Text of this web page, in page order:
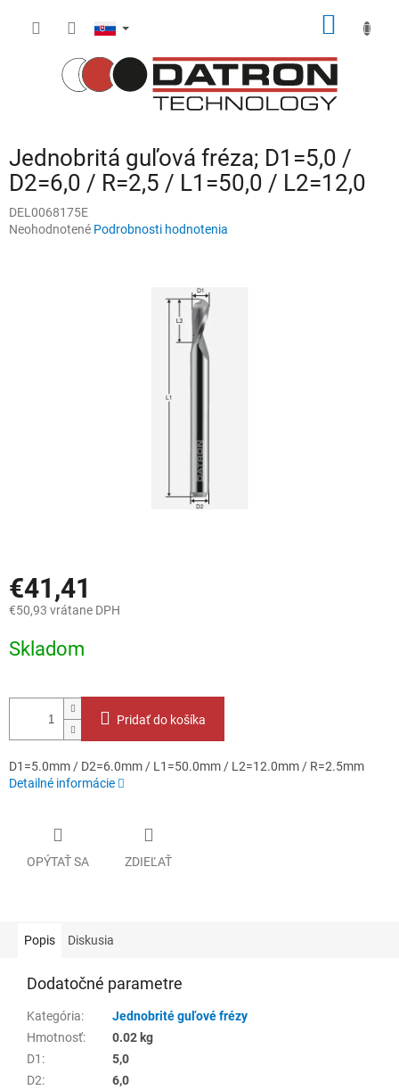
Jednobritá guľová fréza; D1=5,0 /
D2=6,0 / R=2,5 / L1=50,0 / L2=12,0
DEL0068175E
Priemerné
Neohodnotené Podrobnosti hodnotenia
€41,41
€50,93 vrátane DPH
cena:
Skladom
Pridať do košíka
D1=5.0mm / D2=6.0mm / L1=50.0mm / L2=12.0mm / R=2.5mm
Detailné informácie
OPÝTAŤ SA ZDIEĽAŤ
Popis Diskusia
Dodatočné parametre
Kategória:
Jednobrité guľové frézy
Hmotnosť:
0.02 kg
D1 :
5,0
D2:
6,0